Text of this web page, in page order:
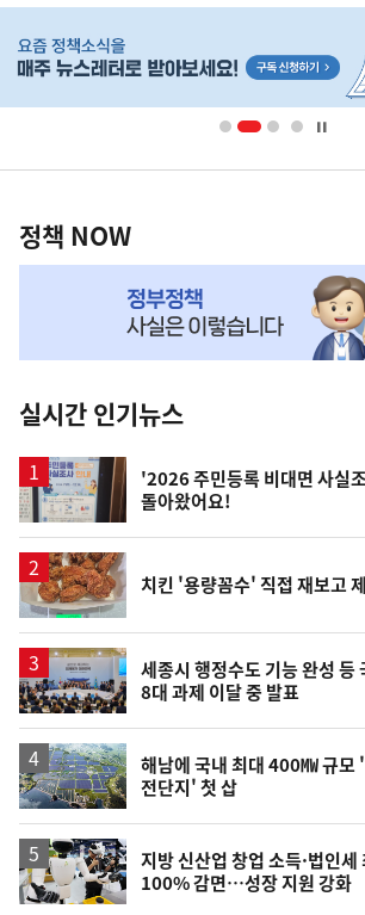
단
배
영
책
NOW,
뉴
스
정책 NOW
실시간 인기뉴스
'2026 주민등록 비대면 사실
돌아왔어요!
치킨 '용량꼼수' 직접 재보고
세종시 행정수도 기능 완성 등
8대 과제 이달 중 발표
해남에 국내 최대 400㎿ 규모
전단지' 첫 삽
지방 신산업 창업 소득·법인세
100% 감면…성장 지원 강화